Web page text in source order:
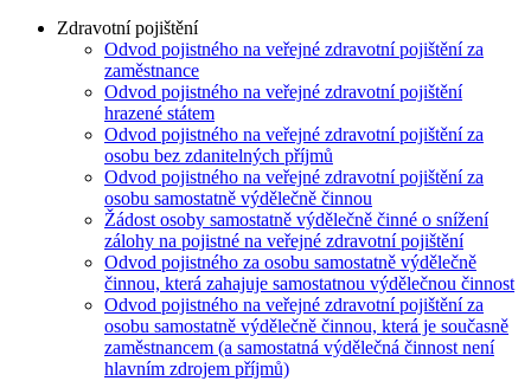
Zdravotní pojištění
Odvod pojistného na veřejné zdravotní pojištění za
zaměstnance
Odvod pojistného na veřejné zdravotní pojištění
hrazené státem
Odvod pojistného na veřejné zdravotní pojištění za
osobu bez zdanitelných příjmů
Odvod pojistného na veřejné zdravotní pojištění za
osobu samostatně výdělečně činnou
Žádost osoby samostatně výdělečně činné o snížení
zálohy na pojistné na veřejné zdravotní pojištění
Odvod pojistného za osobu samostatně výdělečně
činnou, která zahajuje samostatnou výdělečnou činnost
Odvod pojistného na veřejné zdravotní pojištění za
osobu samostatně výdělečně činnou, která je současně
zaměstnancem (a samostatná výdělečná činnost není
hlavním zdrojem příjmů)